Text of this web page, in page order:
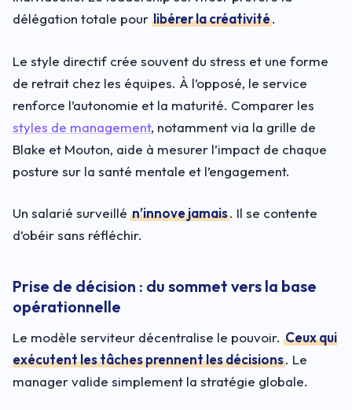
délégation totale pour libérer la créativité.
Le style directif crée souvent du stress et une forme
de retrait chez les équipes. À l’opposé, le service
renforce l’autonomie et la maturité. Comparer les
styles de management, notamment via la grille de
Blake et Mouton, aide à mesurer l’impact de chaque
posture sur la santé mentale et l’engagement.
Un salarié surveillé n’innove jamais. Il se contente
d’obéir sans réfléchir.
Prise de décision : du sommet vers la base
opérationnelle
Le modèle serviteur décentralise le pouvoir. Ceux qui
exécutent les tâches prennent les décisions. Le
manager valide simplement la stratégie globale.